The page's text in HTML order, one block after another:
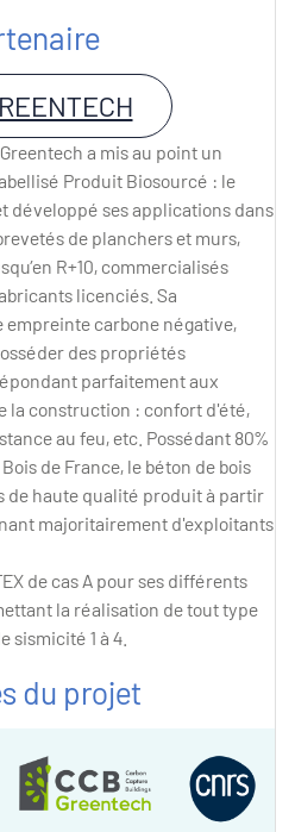
Greentech a mis au point un
Produit Biosourcé : le
développé ses applications dans
de planchers et murs,
R+10, commercialisés
licenciés. Sa
carbone négative,
des propriétés
parfaitement aux
la construction : confort d'été,
au feu, etc. Possédant 80%
de France, le béton de bois
de haute qualité produit à partir
majoritairement d'exploitants
de cas A pour ses différents
la réalisation de tout type
sismicité 1 à 4.
du projet